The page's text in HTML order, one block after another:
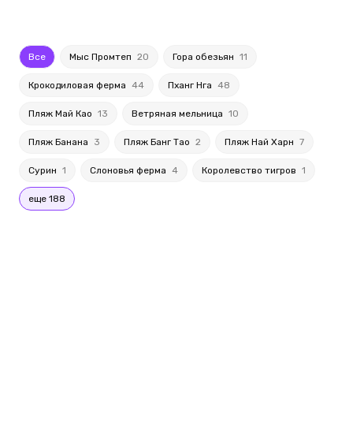
Все Мыс Промтеп 20 Гора обезьян 11
Крокодиловая ферма 44 Пханг Нга 48
Пляж Май Као 13 Ветряная мельница 10
Пляж Банана 3 Пляж Банг Тао 2 Пляж Най Харн 7
Сурин 1 Слоновья ферма 4 Королевство тигров 1
еще 188